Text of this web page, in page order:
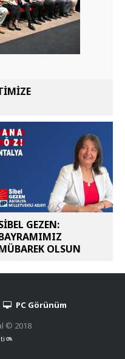
GEZEN:
OLSUN
PC Görünüm
© 2018